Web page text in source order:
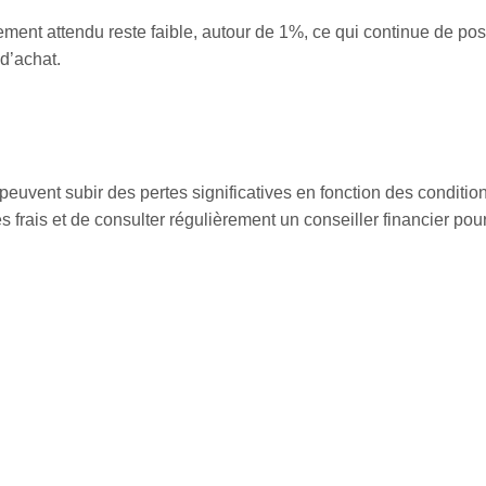
attendu reste faible, autour de 1%, ce qui continue de
subir des pertes significatives en fonction des
frais et de consulter régulièrement un conseiller financier